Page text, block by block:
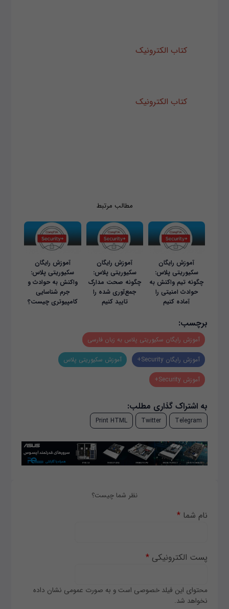
کتاب الکترونیک
کتاب الکترونیک
مطالب مرتبط
آموزش رایگان
سکیوریتی پلاس:
چگونه تیم واکنش به
حوادث امنیتی را
آماده کنیم
آموزش رایگان
سکیوریتی پلاس:
چگونه صحت مدارک
جمع‌آوری شده را
تایید کنیم
آموزش رایگان
سکیوریتی پلاس:
واکنش به حوادث و
جرم شناسایی
کامپیوتری چیست؟
برچسب:
آموزش رایگان سکیوریتی‌ پلاس به زبان فارسی
آموزش رایگان Security+ آموزش سکیوریتی‌ پلاس
آموزش Security+
به اشتراک گذاری مطلب:
Telegram
Twitter
Print HTML
نظر شما چیست؟
نام شما*
پست الکترونیکی*
محتوای این فیلد خصوصی است و به صورت عمومی نشان داده
نخواهد شد.